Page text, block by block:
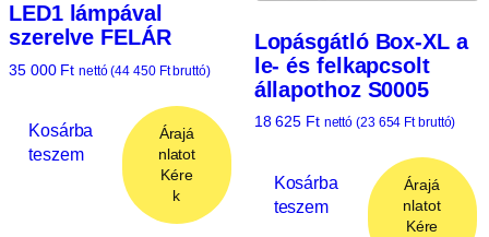
LED1 lámpával
szerelve FELÁR
35 000 Ft nettó (44 450 Ftbruttó)
Kosárba
teszem
Árajá
nlatot
Kére
k
Lopásgátló Box-XL a
le- és felkapcsolt
állapothoz S0005
18 625 Ft nettó (23 654 Ftbruttó)
Kosárba
teszem
Árajá
nlatot
Kére